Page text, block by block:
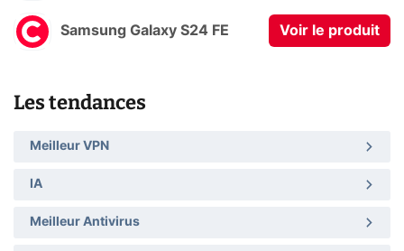
Samsung Galaxy S24 FE Voir le produit
Les tendances
Meilleur VPN
IA
Meilleur Antivirus